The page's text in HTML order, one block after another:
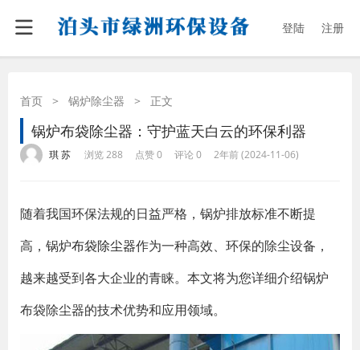
登陆 注册
首页 > 锅炉除尘器 > 正文
锅炉布袋除尘器：守护蓝天白云的环保利器
琪 苏 浏览 288 点赞 0 评论 0 2年前 (2024-11-06)
随着我国环保法规的日益严格，锅炉排放标准不断提
高，锅炉布袋除尘器作为一种高效、环保的除尘设备，
越来越受到各大企业的青睐。本文将为您详细介绍锅炉
布袋除尘器的技术优势和应用领域。